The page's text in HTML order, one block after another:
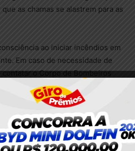
as chamas se alastrem para as
ao iniciar incêndios em
Em caso de necessidade de
o Corpo de Bombeiros
da Floresta, para receber